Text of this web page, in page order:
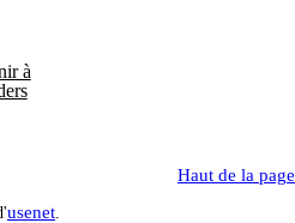
à
Haut de la page
usenet